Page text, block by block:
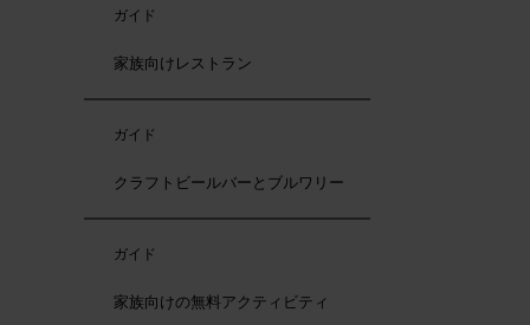
ガイド
家族向けレストラン
ガイド
クラフトビールバーとブルワリー
ガイド
家族向けの無料アクティビティ